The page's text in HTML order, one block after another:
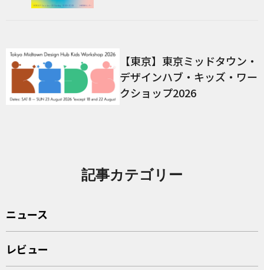
【東京】東京ミッドタウン・
デザインハブ・キッズ・ワー
クショップ2026
記事カテゴリー
ニュース
レビュー